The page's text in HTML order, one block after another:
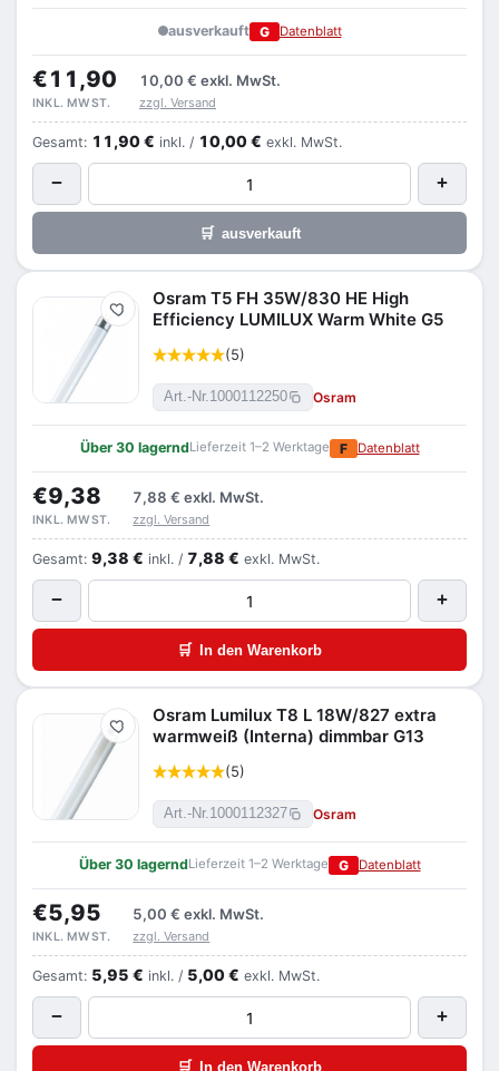
ausverkauft G Datenblatt
€11,90 10,00 € exkl. MwSt.
INKL. MWST. zzgl. Versand
Gesamt: 11,90 € inkl. / 10,00 € exkl. MwSt.
− +
🛒 ausverkauft
Merken
Osram T5 FH 35W/830 HE High
Efficiency LUMILUX Warm White G5
(5)
Art.-Nr.1000112250 Osram
Über 30 lagerndLieferzeit 1–2 Werktage F Datenblatt
€9,38 7,88 € exkl. MwSt.
INKL. MWST. zzgl. Versand
Gesamt: 9,38 € inkl. / 7,88 € exkl. MwSt.
− +
🛒 In den Warenkorb
Merken
Osram Lumilux T8 L 18W/827 extra
warmweiß (Interna) dimmbar G13
(5)
Art.-Nr.1000112327 Osram
Über 30 lagerndLieferzeit 1–2 Werktage G Datenblatt
€5,95 5,00 € exkl. MwSt.
INKL. MWST. zzgl. Versand
Gesamt: 5,95 € inkl. / 5,00 € exkl. MwSt.
− +
🛒 In den Warenkorb